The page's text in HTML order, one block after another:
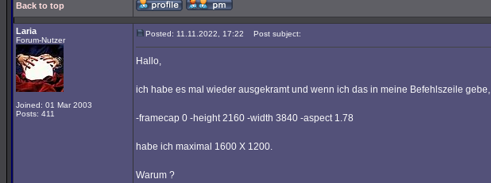
Back to top
Laria
Forum-Nutzer
Joined: 01 Mar 2003
Posts: 411
Posted: 11.11.2022, 17:22 Post subject:
Hallo,
ich habe es mal wieder ausgekramt und wenn ich das in meine Befehlszeile gebe,
-framecap 0 -height 2160 -width 3840 -aspect 1.78
habe ich maximal 1600 X 1200.
Warum ?